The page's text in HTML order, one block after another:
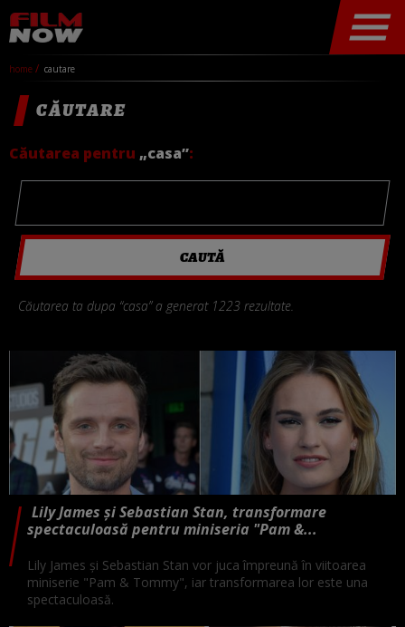
home cautare
CĂUTARE
Căutarea pentru „casa”:
Căutarea ta dupa “casa” a generat 1223 rezultate.
Lily James și Sebastian Stan, transformare
spectaculoasă pentru miniseria "Pam &...
Lily James și Sebastian Stan vor juca împreună în viitoarea
miniserie "Pam & Tommy", iar transformarea lor este una
spectaculoasă.